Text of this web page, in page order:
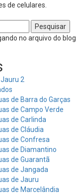
de celulares.
no arquivo do blog
2
de Barra do Garças
de Campo Verde
de Carlinda
de Cláudia
de Confresa
de Diamantino
de Guarantã
de Jangada
de Jauru
de Marcelândia